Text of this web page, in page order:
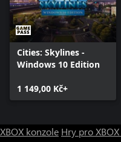
Cities: Skylines -
Windows 10 Edition
1 149,00 Kč+
XBOX konzole Hry pro XBOX